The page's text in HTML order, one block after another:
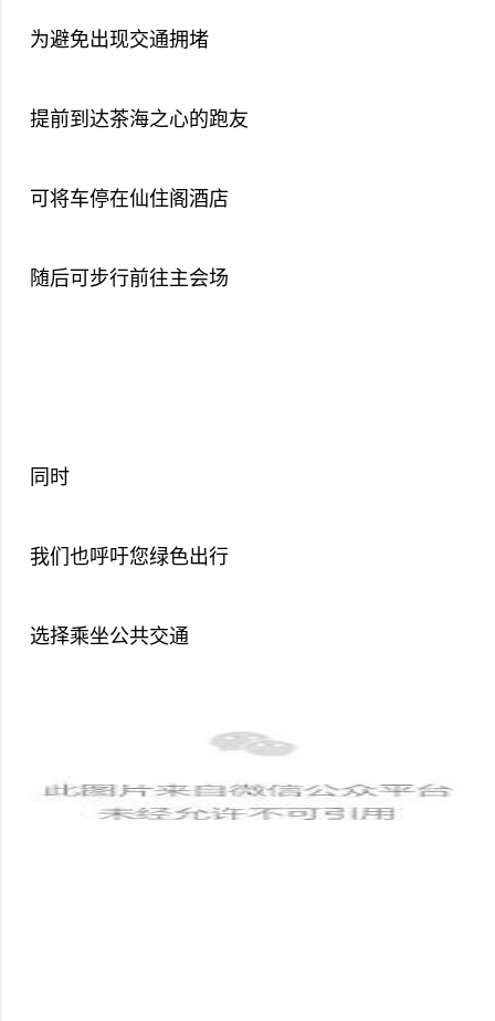
为避免出现交通拥堵
提前到达茶海之心的跑友
可将车停在仙住阁酒店
随后可步行前往主会场
同时
我们也呼吁您绿色出行
选择乘坐公共交通